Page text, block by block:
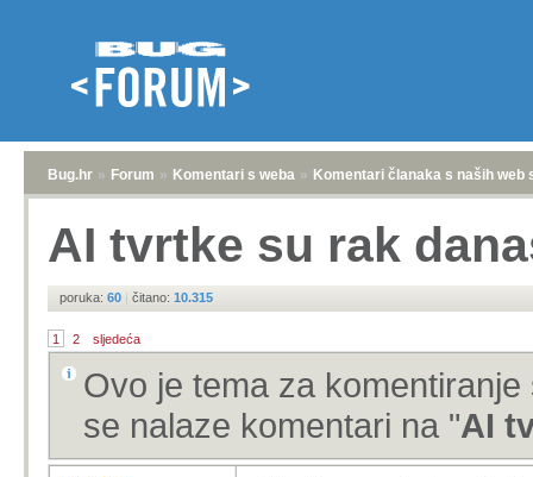
Bug.hr » Forum » Komentari s weba » Komentari članaka s naših web
AI tvrtke su rak
poruka: 60 | čitano: 10.315
1 2 sljedeća
Ovo je tema za
se nalaze komentari na "AI